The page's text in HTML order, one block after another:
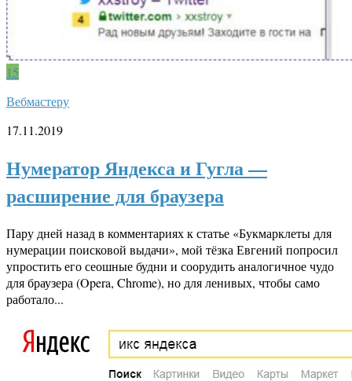
15
Вебмастеру
17.11.2019
Нумератор Яндекса и Гугла —
расширение для браузера
Пару дней назад в комментариях к статье «Букмарклеты для
нумерации поисковой выдачи», мой тёзка Евгений попросил
упростить его сеошные будни и соорудить аналогичное чудо
для браузера (Opera, Chrome), но для ленивых, чтобы само
работало...